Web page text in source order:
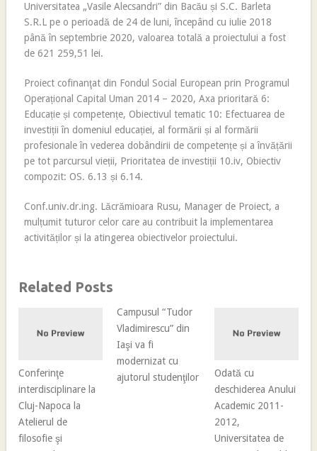
Universitatea „Vasile Alecsandri” din Bacău și S.C. Barleta
S.R.L pe o perioadă de 24 de luni, începând cu iulie 2018
până în septembrie 2020, valoarea totală a proiectului a fost
de 621 259,51 lei.
Proiect cofinanţat din Fondul Social European prin Programul
Operațional Capital Uman 2014 – 2020, Axa prioritară 6:
Educație și competențe, Obiectivul tematic 10: Efectuarea de
investiții în domeniul educației, al formării și al formării
profesionale în vederea dobândirii de competențe și a învățării
pe tot parcursul vieții, Prioritatea de investiții 10.iv, Obiectiv
compozit: OS. 6.13 și 6.14.
Conf.univ.dr.ing. Lăcrămioara Rusu, Manager de Proiect, a
mulțumit tuturor celor care au contribuit la implementarea
activităților și la atingerea obiectivelor proiectului.
Related Posts
Conferinţe
interdisciplinare la
Cluj-Napoca la
Atelierul de
filosofie şi
Campusul “Tudor
Vladimirescu” din
Iaşi va fi
modernizat cu
ajutorul studenţilor
Odată cu
deschiderea Anului
Academic 2011-
2012,
Universitatea de